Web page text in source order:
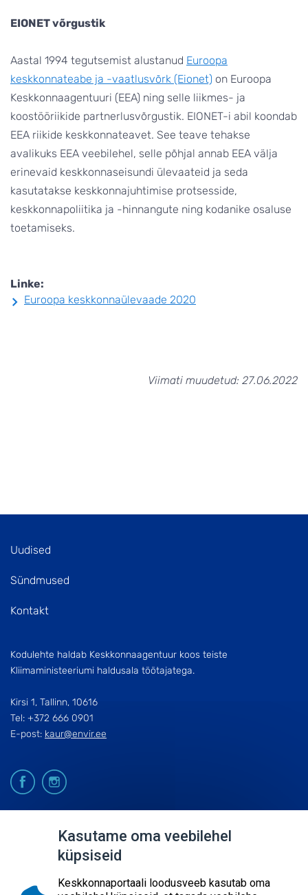
EIONET võrgustik
Aastal 1994 tegutsemist alustanud Euroopa
keskkonnateabe ja -vaatlusvõrk (Eionet) on Euroopa
Keskkonnaagentuuri (EEA) ning selle liikmes- ja
koostööriikide partnerlusvõrgustik. EIONET-i abil koondab
EEA riikide keskkonnateavet. See teave tehakse
avalikuks EEA veebilehel, selle põhjal annab EEA välja
erinevaid keskkonnaseisundi ülevaateid ja seda
kasutatakse keskkonnajuhtimise protsesside,
keskkonnapoliitika ja -hinnangute ning kodanike osaluse
toetamiseks.
Linke:
Euroopa keskkonnaülevaade 2020
Viimati muudetud: 27.06.2022
Uudised
Sündmused
Kontakt
KESKKONNAAGENTUUR
Kodulehte haldab Keskkonnaagentuur koos teiste
Kliimaministeeriumi haldusala töötajatega.
Kirsi 1, Tallinn, 10616
Tel: +372 666 0901
E-post: kaur@envir.ee
Kasutame oma veebilehel
küpsiseid
Keskkonnaportaali loodusveeb kasutab oma